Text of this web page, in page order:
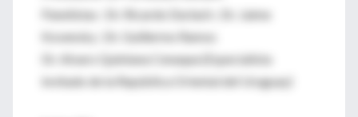
Panelistas : Dr. Ricardo Durlach ; Dr. Jaime
Kovensky ; Dr. Guillermo Ramos
Dr. Alvaro Quintana Cenaque.(Especialista
invitado de la República Oriental del Uruguay)